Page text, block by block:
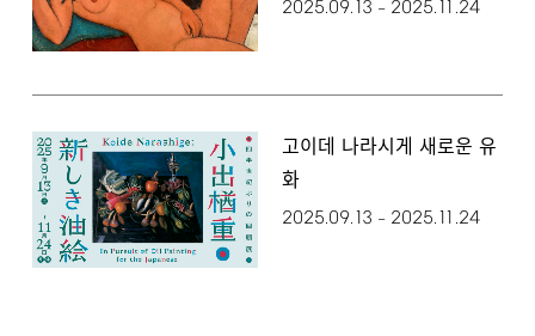
2025.09.13 – 2025.11.24
고이데 나라시게 새로운 유
화
2025.09.13 – 2025.11.24